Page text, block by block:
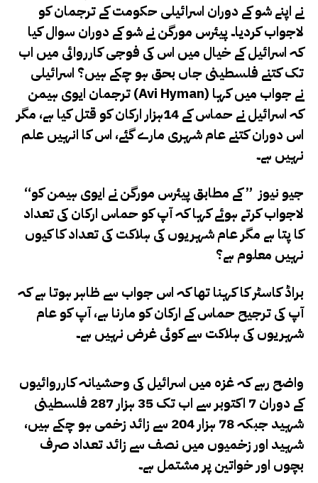
نے اپنے شو کے دوران اسرائیلی حکومت کے ترجمان کو
لاجواب کردیا۔ پیئرس مورگن نے شو کے دوران سوال کیا
کہ اسرائیل کے خیال میں اس کی فوجی کارروائی میں اب
تک کتنے فلسطینی جاں بحق ہو چکے ہیں؟ اسرائیلی
ترجمان ایوی ہیمن (Avi Hyman) نے جواب میں کہا
کہ اسرائیل نے حماس کے 14ہزار ارکان کو قتل کیا ہے، مگر
اس دوران کتنے عام شہری مارے گئے، اس کا انہیں علم
نہیں ہے۔
“جیو نیوز ” کے مطابق پیئرس مورگن نے ایوی ہیمن کو
لاجواب کرتے ہوئے کہا کہ آپ کو حماس ارکان کی تعداد
کا پتا ہے مگر عام شہریوں کی ہلاکت کی تعداد کا کیوں
نہیں معلوم ہے؟
براڈ کاسٹر کا کہنا تھا کہ اس جواب سے ظاہر ہوتا ہے کہ
آپ کی ترجیح حماس کے ارکان کو مارنا ہے، آپ کو عام
شہریوں کی ہلاکت سے کوئی غرض نہیں ہے۔
واضح رہے کہ غزہ میں اسرائیل کی وحشیانہ کارروائیوں
کے دوران 7 اکتوبر سے اب تک 35 ہزار 287 فلسطینی
شہید جبکہ 78 ہزار 204 سے زائد زخمی ہو چکے ہیں،
شہید اور زخمیوں میں نصف سے زائد تعداد صرف
بچوں اور خواتین پر مشتمل ہے۔